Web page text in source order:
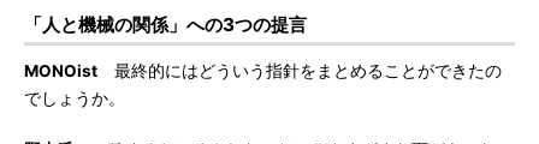
「人と機械の関係」への3つの提言
MONOist 最終的にはどういう指針をまとめることができたの
でしょうか。